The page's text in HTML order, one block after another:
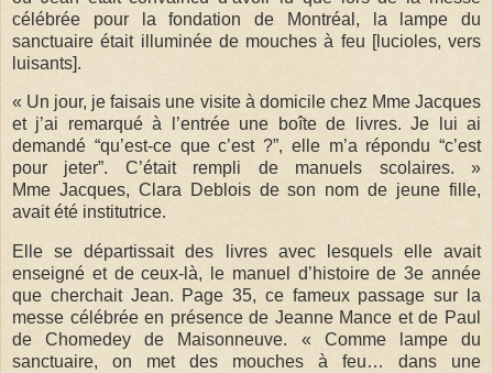
célébrée pour la fondation de Montréal, la lampe du
sanctuaire était illuminée de mouches à feu [lucioles, vers
luisants].
« Un jour, je faisais une visite à domicile chez Mme Jacques
et j’ai remarqué à l’entrée une boîte de livres. Je lui ai
demandé “qu’est-ce que c’est ?”, elle m’a répondu “c’est
pour jeter”. C’était rempli de manuels scolaires. »
Mme Jacques, Clara Deblois de son nom de jeune fille,
avait été institutrice.
Elle se départissait des livres avec lesquels elle avait
enseigné et de ceux-là, le manuel d’histoire de 3e année
que cherchait Jean. Page 35, ce fameux passage sur la
messe célébrée en présence de Jeanne Mance et de Paul
de Chomedey de Maisonneuve. « Comme lampe du
sanctuaire, on met des mouches à feu… dans une